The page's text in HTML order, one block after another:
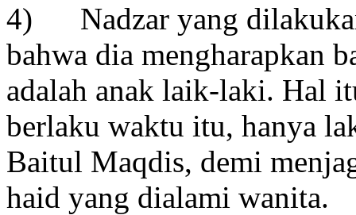
4) Nadzar yang
bahwa dia mengharapkan
adalah anak laik-laki. Hal
berlaku waktu itu, hanya
Baitul Maqdis, demi
haid yang dialami wanita.